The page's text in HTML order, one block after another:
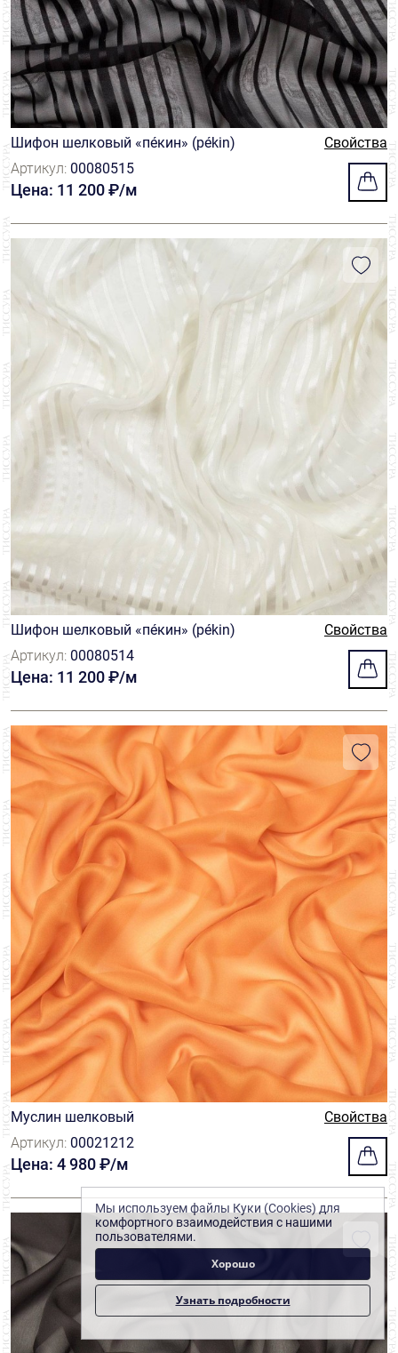
Шифон шелковый «пéкин» (pékin)
Свойства
Артикул: 00080515
Цена: 11 200 ₽/м
Шифон шелковый «пéкин» (pékin)
Свойства
Артикул: 00080514
Цена: 11 200 ₽/м
Муслин шелковый
Свойства
Артикул: 00021212
Цена: 4 980 ₽/м
Мы используем файлы Куки (Cookies) для
комфортного взаимодействия с нашими
пользователями.
Хорошо
Узнать подробности